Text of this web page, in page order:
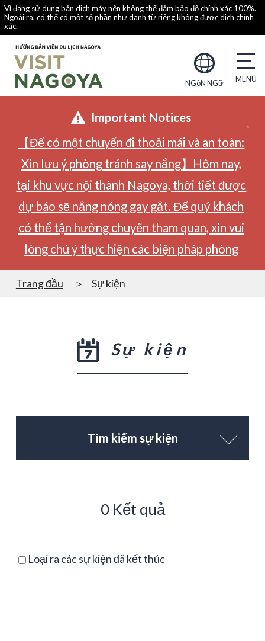
Vì đang sử dụng bản dịch máy nên không thể đảm bảo độ chính xác 100%.
Ngoài ra, có thể có một số phần như danh từ riêng không được dịch chính
xác.
NGôN NGữ
Important Notices
【Để có một chuyến đi thoải mái và an toàn:
Xin lưu ý phòng tránh say nắng】Hôm nay,
tại khu vực nội thành Nagoya, thời tiết được
dự báo sẽ nắng nóng gay gắt. Để quý khách
có thể tận hưởng chuyến tham quan, xin vui
lòng chú ý thực hiện các biện pháp phòng
Trang đầu Sự kiện
Sự kiện
Tìm kiếm sự kiện
0 Kết quả
Loại ra các sự kiện đã kết thúc